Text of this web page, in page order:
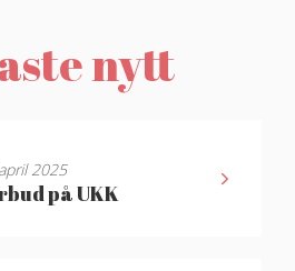
nytt
2025
på UKK